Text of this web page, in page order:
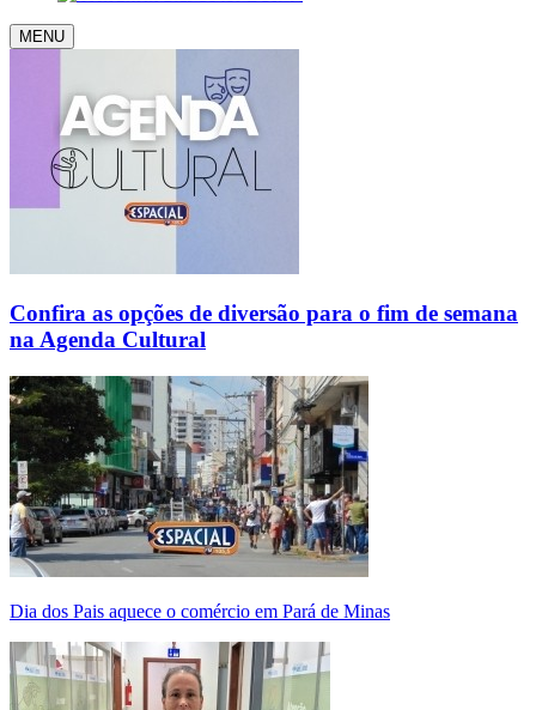
MENU
Confira as opções de diversão para o fim de semana
na Agenda Cultural
Dia dos Pais aquece o comércio em Pará de Minas